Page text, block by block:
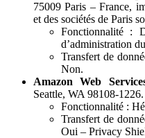
75009 Paris – France,
et des sociétés de Paris
Fonctionnalité :
d’administration
Transfert de
Non.
Amazon Web
Seattle, WA 98108-1226.
Fonctionnalité :
Transfert de
Oui – Privacy